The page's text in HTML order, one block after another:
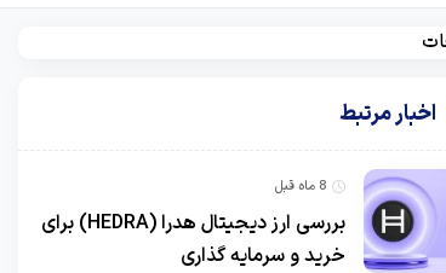
اخبار مرتبط
8 ماه قبل
بررسی ارز دیجیتال هدرا (HEDRA) برای
خرید و سرمایه گذاری